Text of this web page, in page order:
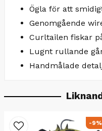
Ögla för att
Genomgående
Curltailen fiskar
Lugnt rullande
Handmålade
-9%